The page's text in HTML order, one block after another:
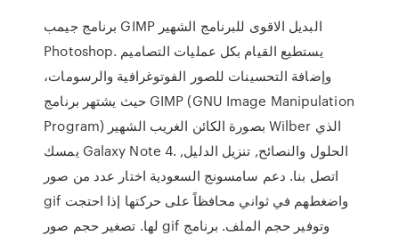
برنامج جيمب GIMP البديل الاقوى للبرنامج الشهير
Photoshop. يستطيع القيام بكل عمليات التصاميم
وإضافة التحسينات للصور الفوتوغرافية والرسومات،
حيث يشتهر برنامج GIMP (GNU Image Manipulation
Program) بصورة الكائن الغريب الشهير Wilber الذي
يمسك Galaxy Note 4. الحلول والنصائح, تنزيل الدليل,
اتصل بنا. دعم سامسونج السعودية اختار عدد من صور
gif واضغطهم في ثواني محافظاً على حركتها إذا احتجت
لها. تصغير حجم صور gif وتوفير حجم الملف. برنامج